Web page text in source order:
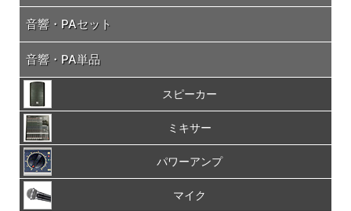
音響・PAセット
音響・PA単品
スピーカー
ミキサー
パワーアンプ
マイク